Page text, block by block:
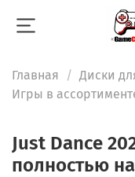
Главная Диски
Игры в
Just Dance
полностью